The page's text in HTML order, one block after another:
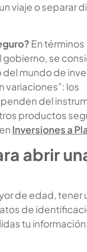
viaje o separar
En términos
se
mundo de
variaciones”: los
del
productos
Inversiones a
abrir
de edad, tener
de
tu